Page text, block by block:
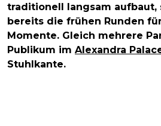
traditionell langsam aufbaut,
bereits die frühen Runden
Momente. Gleich mehrere
Publikum im Alexandra
Stuhlkante.